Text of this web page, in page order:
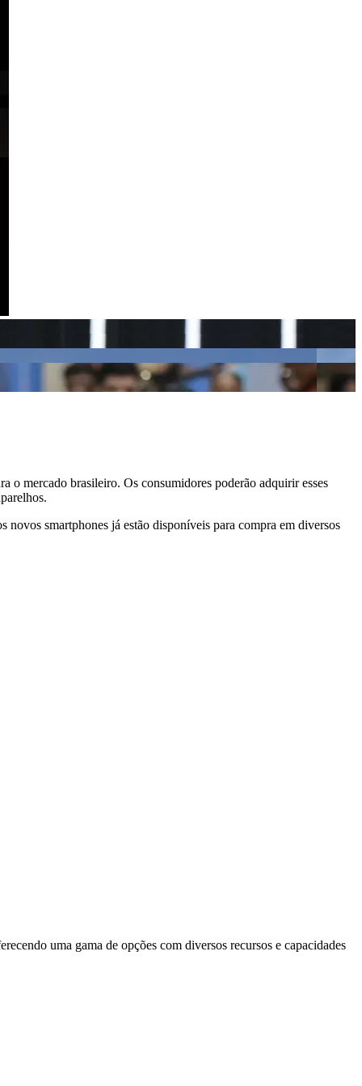
o mercado brasileiro. Os consumidores poderão adquirir esses
smartphones já estão disponíveis para compra em diversos
uma gama de opções com diversos recursos e capacidades